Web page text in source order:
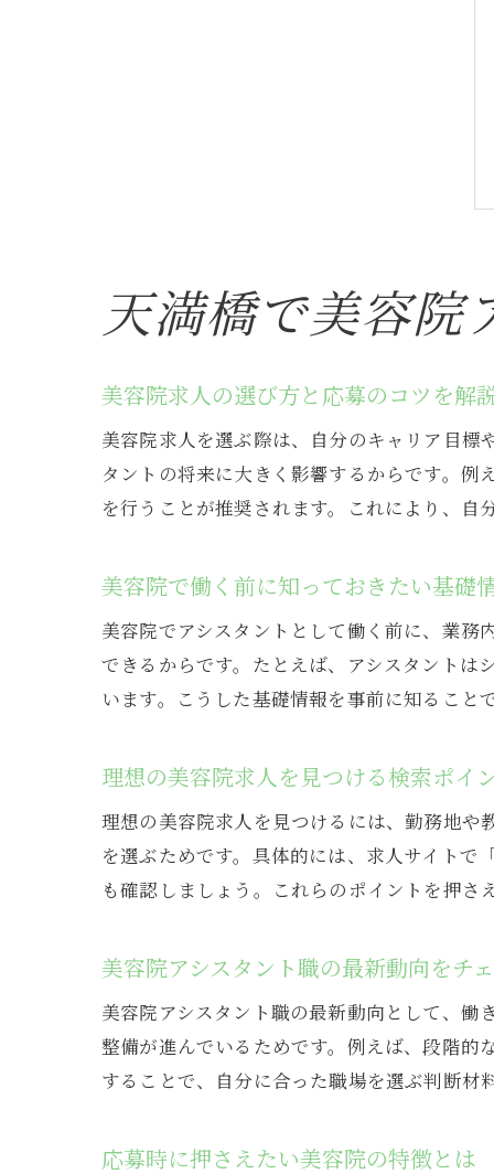
天満橋で美容院
美容院求人の選び方と応募のコツを解
美容院求人を選ぶ際は、自分のキャリア目
タントの将来に大きく影響するからです。
を行うことが推奨されます。これにより、
美容院で働く前に知っておきたい基礎
美容院でアシスタントとして働く前に、業
できるからです。たとえば、アシスタントは
います。こうした基礎情報を事前に知るこ
理想の美容院求人を見つける検索ポイ
理想の美容院求人を見つけるには、勤務地
を選ぶためです。具体的には、求人サイト
も確認しましょう。これらのポイントを押
美容院アシスタント職の最新動向をチ
美容院アシスタント職の最新動向として、
整備が進んでいるためです。例えば、段階的
することで、自分に合った職場を選ぶ判断
応募時に押さえたい美容院の特徴とは